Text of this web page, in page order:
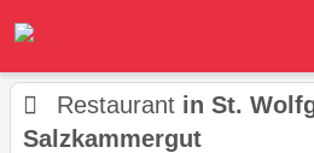
Restaurant in St.
Salzkammergut